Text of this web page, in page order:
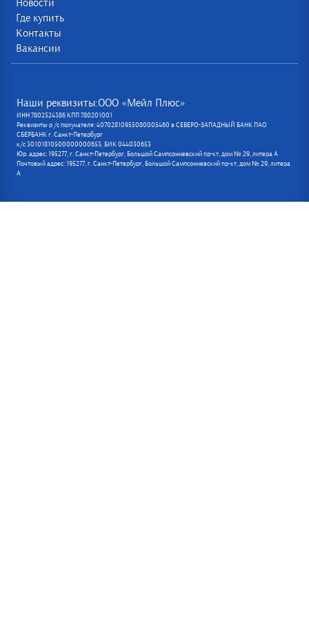
Новости
Где купить
Контакты
Вакансии
Наши реквизиты:ООО «Мейл Плюс»
ИНН 7802524386 КПП 780201001
Реквизиты р /с получателя: 40702810955080005460 в СЕВЕРО-ЗАПАДНЫЙ БАНК ПАО
СБЕРБАНК г. Санкт-Петербург
к/с 30101810500000000653, БИК 044030653
Юр. адрес: 195277, г. Санкт-Петербург, Большой Сампсониевский пр-кт, дом № 29, литера А
Почтовый адрес: 195277, г. Санкт-Петербург, Большой Сампсониевский пр-кт, дом № 29, литера
А